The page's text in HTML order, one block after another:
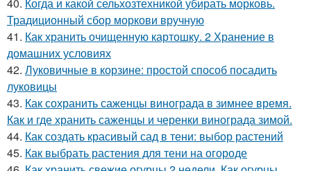
40. Когда и какой сельхозтехникой убирать морковь.
Традиционный сбор моркови вручную
41. Как хранить очищенную картошку. 2 Хранение в
домашних условиях
42. Луковичные в корзине: простой способ посадить
луковицы
43. Как сохранить саженцы винограда в зимнее время.
Как и где хранить саженцы и черенки винограда зимой.
44. Как создать красивый сад в тени: выбор растений
45. Как выбрать растения для тени на огороде